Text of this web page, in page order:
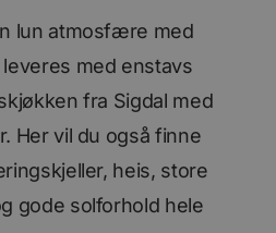
lun atmosfære med
med enstavs
fra Sigdal med
Her vil du også finne
heis, store
gode solforhold hele